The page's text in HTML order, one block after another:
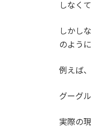
しなく
しかし
のよう
例えば
グーグ
実際の